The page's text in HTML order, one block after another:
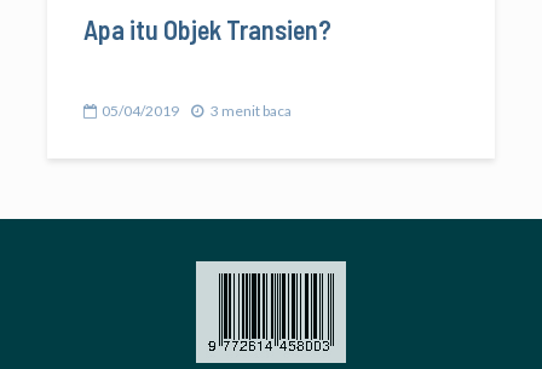
Apa itu Objek Transien?
05/04/2019 3 menit baca